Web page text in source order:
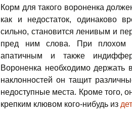
Корм для такого вороненка
как и недостаток, одинаково
сильно, становится ленивым и
пред ним слова. При плохом
апатичным и также
Вороненка необходимо держать
наклонностей он тащит
недоступные места. Кроме того,
крепким клювом кого-нибудь из